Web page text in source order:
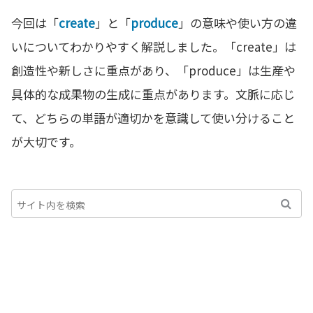
今回は「create」と「produce」の意味や使い方の違
いについてわかりやすく解説しました。「create」は
創造性や新しさに重点があり、「produce」は生産や
具体的な成果物の生成に重点があります。文脈に応じ
て、どちらの単語が適切かを意識して使い分けること
が大切です。